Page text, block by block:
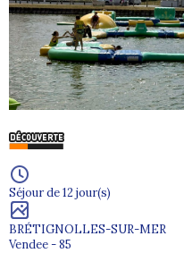
Séjour de 12 jour(s)
BRÉTIGNOLLES-SUR-MER
Vendee - 85